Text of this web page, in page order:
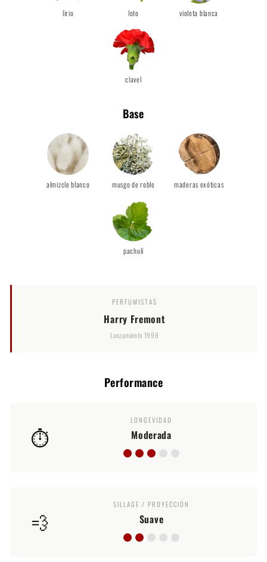
lirio loto violeta blanca
clavel
Base
almizcle blanco musgo de roble maderas exóticas
pachulí
PERFUMISTAS
Harry Fremont
Lanzamiento 1998
Performance
⏱️
LONGEVIDAD
Moderada
💨
SILLAGE / PROYECCIÓN
Suave